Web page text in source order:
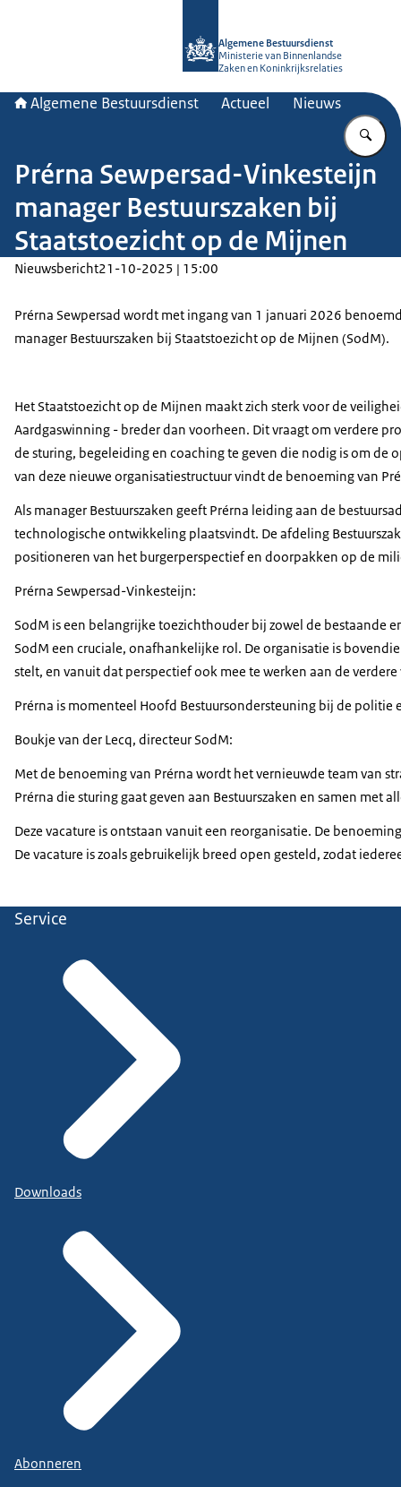
Algemene Bestuursdienst
Ministerie van Binnenlandse
Zaken en Koninkrijksrelaties
Algemene Bestuursdienst Actueel Nieuws
Prérna Sewpersad-Vinkesteijn
manager Bestuurszaken bij
Staatstoezicht op de Mijnen
Nieuwsbericht21-10-2025 | 15:00
Prérna Sewpersad wordt met ingang van 1 januari 2026
manager Bestuurszaken bij Staatstoezicht op de Mijnen (SodM).
Het Staatstoezicht op de Mijnen maakt zich sterk voor de
Aardgaswinning - breder dan voorheen. Dit vraagt om verdere
de sturing, begeleiding en coaching te geven die nodig is om
van deze nieuwe organisatiestructuur vindt de benoeming van
Als manager Bestuurszaken geeft Prérna leiding aan de
technologische ontwikkeling plaatsvindt. De afdeling
positioneren van het burgerperspectief en doorpakken op de
Prérna Sewpersad-Vinkesteijn:
SodM is een belangrijke toezichthouder bij zowel de
SodM een cruciale, onafhankelijke rol. De organisatie is
stelt, en vanuit dat perspectief ook mee te werken aan de
Prérna is momenteel Hoofd Bestuursondersteuning bij de
Boukje van der Lecq, directeur SodM:
Met de benoeming van Prérna wordt het vernieuwde team van
Prérna die sturing gaat geven aan Bestuurszaken en samen met
Deze vacature is ontstaan vanuit een reorganisatie. De
De vacature is zoals gebruikelijk breed open gesteld, zodat
Service
Downloads
Abonneren